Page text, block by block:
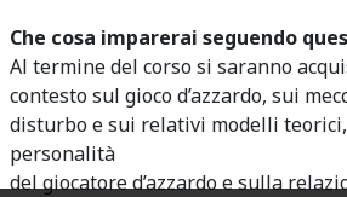
Che cosa imparerai seguendo
Al termine del corso si saranno
contesto sul gioco d’azzardo, sui
disturbo e sui relativi modelli
personalità
del giocatore d’azzardo e sulla